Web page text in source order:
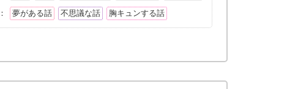
夢がある話 不思議な話 胸キュンする話